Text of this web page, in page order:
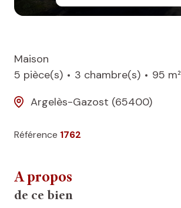
Maison
5 pièce(s)
3 chambre(s)
95 m²
Argelès-Gazost (65400)
Référence 1762
A propos
de ce bien